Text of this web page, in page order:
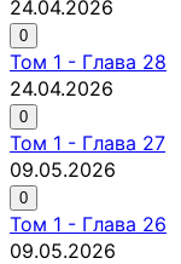
24.04.2026
0
Том 1 - Глава 28
24.04.2026
0
Том 1 - Глава 27
09.05.2026
0
Том 1 - Глава 26
09.05.2026